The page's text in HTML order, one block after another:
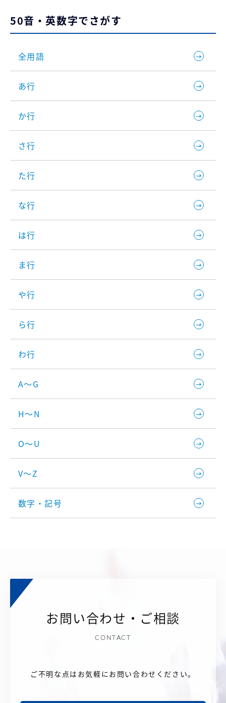
50音・英数字でさがす
全用語
あ行
か行
さ行
た行
な行
は行
ま行
や行
ら行
わ行
A～G
H～N
O～U
V～Z
数字・記号
お問い合わせ・ご相談
CONTACT
ご不明な点はお気軽にお問い合わせください。